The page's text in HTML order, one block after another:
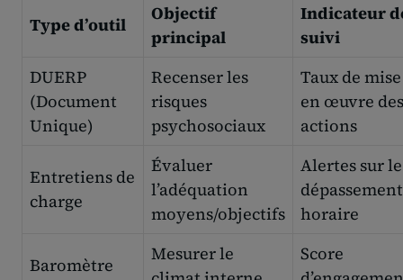
Type d’outil
Objectif
principal
Indicateur
suivi
DUERP
(Document
Unique)
Recenser les
risques
psychosociaux
Taux de mise
en œuvre des
actions
Entretiens de
charge
Évaluer
l’adéquation
moyens/objectifs
Alertes sur le
dépassement
horaire
Baromètre
Mesurer le
Score